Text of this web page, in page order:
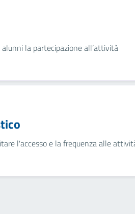
la partecipazione all’attività
l'accesso e la frequenza alle